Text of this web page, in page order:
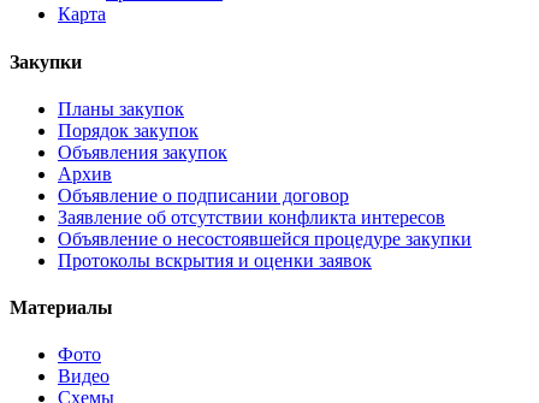
Карта
Закупки
Планы закупок
Порядок закупок
Объявления закупок
Архив
Объявление о подписании договор
Заявление об отсутствии конфликта интересов
Объявление о несостоявшейся процедуре закупки
Протоколы вскрытия и оценки заявок
Материалы
Фото
Видео
Схемы